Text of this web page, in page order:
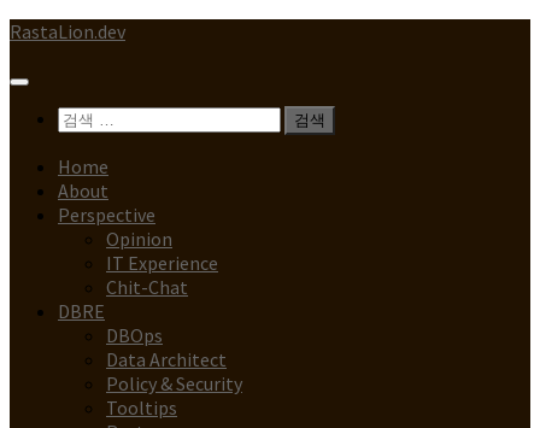
Skip
content
RastaLion.dev
검
Home
About
Perspective
Opinion
IT Experience
Chit-Chat
DBRE
DBOps
Data Architect
Policy & Security
Tooltips